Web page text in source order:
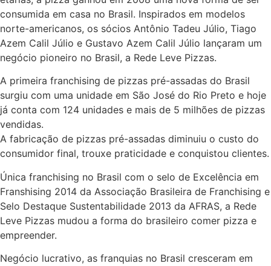
consumida em casa no Brasil. Inspirados em modelos
norte-americanos, os sócios Antônio Tadeu Júlio, Tiago
Azem Calil Júlio e Gustavo Azem Calil Júlio lançaram um
negócio pioneiro no Brasil, a Rede Leve Pizzas.
A primeira franchising de pizzas pré-assadas do Brasil
surgiu com uma unidade em São José do Rio Preto e hoje
já conta com 124 unidades e mais de 5 milhões de pizzas
vendidas.
A fabricação de pizzas pré-assadas diminuiu o custo do
consumidor final, trouxe praticidade e conquistou clientes.
Única franchising no Brasil com o selo de Excelência em
Franshising 2014 da Associação Brasileira de Franchising e
Selo Destaque Sustentabilidade 2013 da AFRAS, a Rede
Leve Pizzas mudou a forma do brasileiro comer pizza e
empreender.
Negócio lucrativo, as franquias no Brasil cresceram em